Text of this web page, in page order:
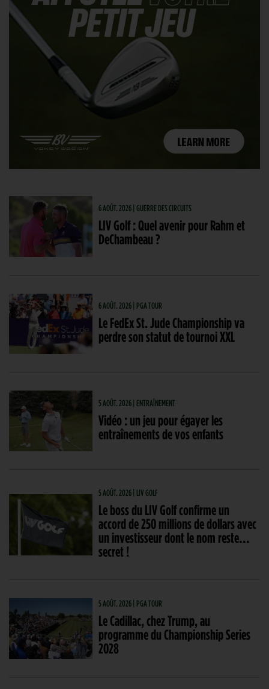
6 AOÛT. 2026 | GUERRE DES CIRCUITS
LIV Golf : Quel avenir pour Rahm et
DeChambeau ?
6 AOÛT. 2026 | PGA TOUR
Le FedEx St. Jude Championship va
perdre son statut de tournoi XXL
5 AOÛT. 2026 | ENTRAÎNEMENT
Vidéo : un jeu pour égayer les
entraînements de vos enfants
5 AOÛT. 2026 | LIV GOLF
Le boss du LIV Golf confirme un
accord de 250 millions de dollars avec
un investisseur dont le nom reste…
secret !
5 AOÛT. 2026 | PGA TOUR
Le Cadillac, chez Trump, au
programme du Championship Series
2028